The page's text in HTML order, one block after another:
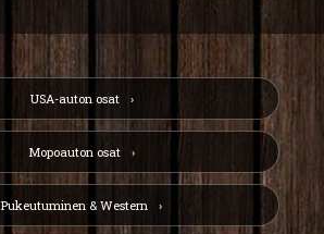
USA-auton osat
Mopoauton osat
Pukeutuminen & Western